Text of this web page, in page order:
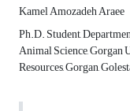
Kamel Amozadeh Araee
Ph.D. Student,
Animal Science,
Resources, Gorgan,